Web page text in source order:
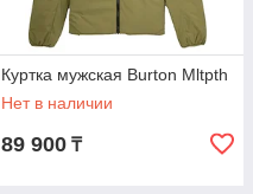
Куртка мужская Burton Mltpth
Нет в наличии
89 900 ₸